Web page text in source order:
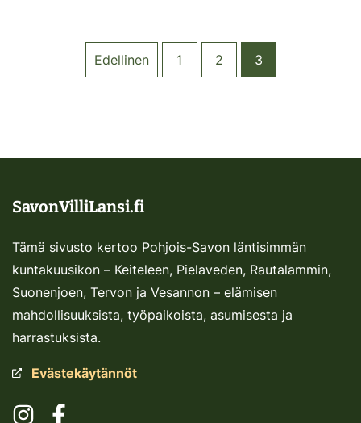
Edellinen 1 2 3
SavonVilliLansi.fi
Tämä sivusto kertoo Pohjois-Savon läntisimmän
kuntakuusikon – Keiteleen, Pielaveden, Rautalammin,
Suonenjoen, Tervon ja Vesannon – elämisen
mahdollisuuksista, työpaikoista, asumisesta ja
harrastuksista.
Evästekäytännöt
Sosiaalinen media: instagram
Sosiaalinen media: facebook